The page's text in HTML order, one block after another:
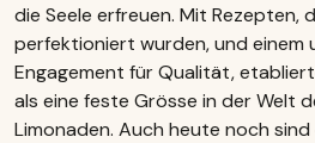
die Seele erfreuen. Mit Rezepten,
perfektioniert wurden, und einem
Engagement für Qualität,
als eine feste Grösse in der Welt
Limonaden. Auch heute noch